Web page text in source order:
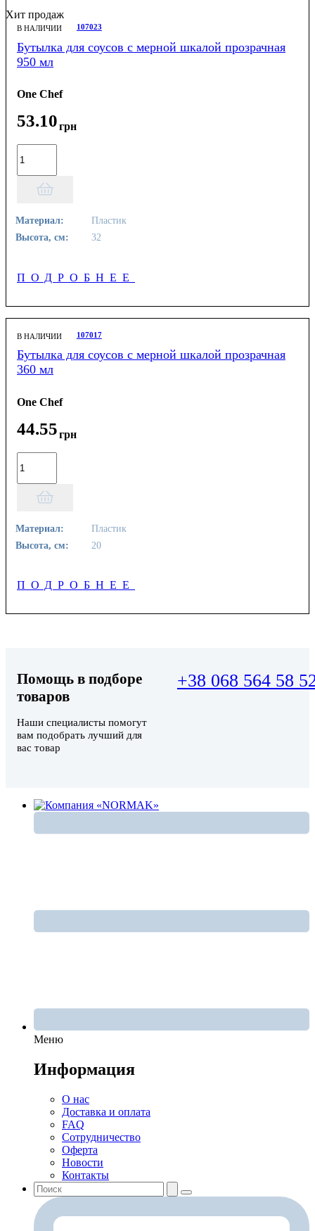
Хит продаж
В НАЛИЧИИ 107023
Бутылка для соусов с мерной шкалой прозрачная
950 мл
One Chef
53.10грн
Материал:
Пластик
Высота, см:
32
ПОДРОБНЕЕ
В НАЛИЧИИ 107017
Бутылка для соусов с мерной шкалой прозрачная
360 мл
One Chef
44.55грн
Материал:
Пластик
Высота, см:
20
ПОДРОБНЕЕ
Помощь в подборе
товаров
Наши специалисты помогут
вам подобрать лучший для
вас товар
+38 068 564 58
Меню
Информация
О нас
Доставка и оплата
FAQ
Сотрудничество
Оферта
Новости
Контакты